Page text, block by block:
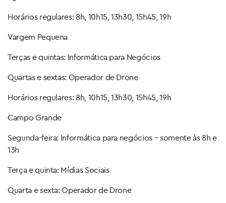
Horários regulares: 8h, 10h15, 13h30, 15h45, 19h
Vargem Pequena
Terças e quintas: Informática para Negócios
Quartas e sextas: Operador de Drone
Horários regulares: 8h, 10h15, 13h30, 15h45, 19h
Campo Grande
Segunda-feira: Informática para negócios – somente às 8h e
13h
Terça e quinta: Mídias Sociais
Quarta e sexta: Operador de Drone